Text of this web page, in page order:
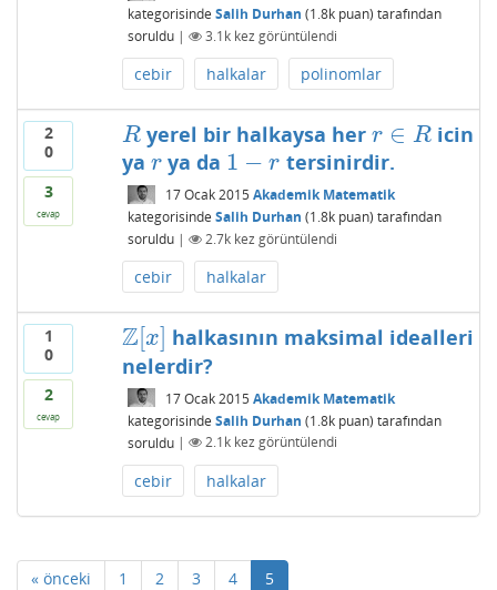
kategorisinde Salih Durhan (1.8kpuan) tarafından
soruldu | 3.1kkez görüntülendi
cebir halkalar polinomlar
2
0
3
cevap
R
R yerel bir halkaysa her r ∈ R
r∈R
icin
ya r
r ya da 1 − r
1 −r tersinirdir.
17 Ocak 2015 Akademik Matematik
kategorisinde Salih Durhan (1.8kpuan) tarafından
soruldu | 2.7kkez görüntülendi
cebir halkalar
1
0
2
cevap
Z x
Z[ x]
halkasının maksimal idealleri
nelerdir?
17 Ocak 2015 Akademik Matematik
kategorisinde Salih Durhan (1.8kpuan) tarafından
soruldu | 2.1kkez görüntülendi
cebir halkalar
« önceki 1 2 3 4 5